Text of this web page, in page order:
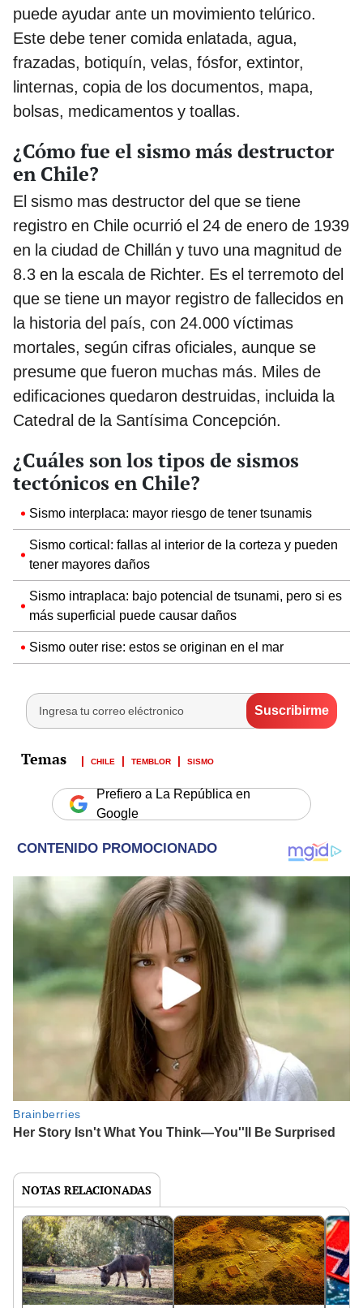
puede ayudar ante un movimiento telúrico.
Este debe tener comida enlatada, agua,
frazadas, botiquín, velas, fósfor, extintor,
linternas, copia de los documentos, mapa,
bolsas, medicamentos y toallas.
¿Cómo fue el sismo más destructor
en Chile?
El sismo mas destructor del que se tiene
registro en Chile ocurrió el 24 de enero de 1939
en la ciudad de Chillán y tuvo una magnitud de
8.3 en la escala de Richter. Es el terremoto del
que se tiene un mayor registro de fallecidos en
la historia del país, con 24.000 víctimas
mortales, según cifras oficiales, aunque se
presume que fueron muchas más. Miles de
edificaciones quedaron destruidas, incluida la
Catedral de la Santísima Concepción.
¿Cuáles son los tipos de sismos
tectónicos en Chile?
Sismo interplaca: mayor riesgo de tener tsunamis
Sismo cortical: fallas al interior de la corteza y pueden
tener mayores daños
Sismo intraplaca: bajo potencial de tsunami, pero si es
más superficial puede causar daños
Sismo outer rise: estos se originan en el mar
CHILE TEMBLOR SISMO
Prefiero a La República en
Google
NOTAS RELACIONADAS